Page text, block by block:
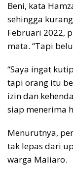
Beni, kata
sehingga
Februari 2022,
mata. “Tapi
“Saya ingat
tapi orang itu
izin dan
siap menerima
Menurutnya,
tak lepas dari
warga Maliaro.